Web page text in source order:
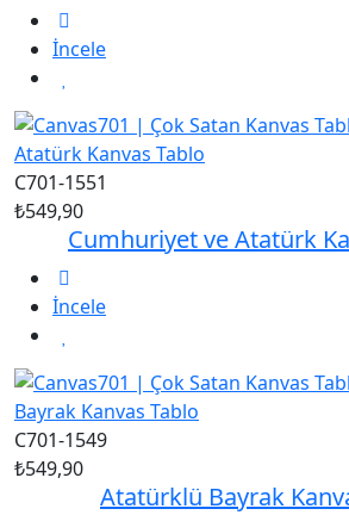
İncele
C701-1551
₺549,90
Cumhuriyet ve Atatürk
İncele
C701-1549
₺549,90
Atatürklü Bayrak